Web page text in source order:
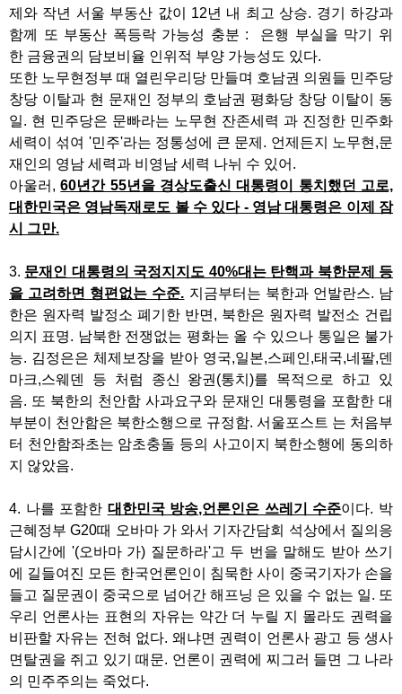
제와 작년 서울 부동산 값이 12년 내 최고 상승. 경기 하강과
함께 또 부동산 폭등락 가능성 충분 : 은행 부실을 막기 위
한 금융권의 담보비율 인위적 부양 가능성도 있다.
또한 노무현정부 때 열린우리당 만들며 호남권 의원들 민주당
창당 이탈과 현 문재인 정부의 호남권 평화당 창당 이탈이 동
일. 현 민주당은 문빠라는 노무현 잔존세력 과 진정한 민주화
세력이 섞여 '민주'라는 정통성에 큰 문제. 언제든지 노무현,문
재인의 영남 세력과 비영남 세력 나뉘 수 있어.
아울러,60년간 55년을 경상도출신 대통령이 통치했던 고로,
대한민국은 영남독재로도 볼 수 있다 - 영남 대통령은 이제 잠
시 그만.
3. 문재인 대통령의 국정지지도 40%대는 탄핵과 북한문제 등
을 고려하면 형편없는 수준. 지금부터는 북한과 언발란스. 남
한은 원자력 발정소 폐기한 반면, 북한은 원자력 발전소 건립
의지 표명. 남북한 전쟁없는 평화는 올 수 있으나 통일은 불가
능. 김정은은 체제보장을 받아 영국,일본,스페인,태국,네팔,덴
마크,스웨덴 등 처럼 종신 왕권(통치)를 목적으로 하고 있
음. 또 북한의 천안함 사과요구와 문재인 대통령을 포함한 대
부분이 천안함은 북한소행으로 규정함. 서울포스트 는 처음부
터 천안함좌초는 암초충돌 등의 사고이지 북한소행에 동의하
지 않았음.
4. 나를 포함한 대한민국 방송,언론인은 쓰레기 수준이다. 박
근혜정부 G20때 오바마 가 와서 기자간담회 석상에서 질의응
담시간에 '(오바마 가) 질문하라'고 두 번을 말해도 받아 쓰기
에 길들여진 모든 한국언론인이 침묵한 사이 중국기자가 손을
들고 질문권이 중국으로 넘어간 해프닝 은 있을 수 없는 일. 또
우리 언론사는 표현의 자유는 약간 더 누릴 지 몰라도 권력을
비판할 자유는 전혀 없다. 왜냐면 권력이 언론사 광고 등 생사
면탈권을 쥐고 있기 때문. 언론이 권력에 찌그러 들면 그 나라
의 민주주의는 죽었다.